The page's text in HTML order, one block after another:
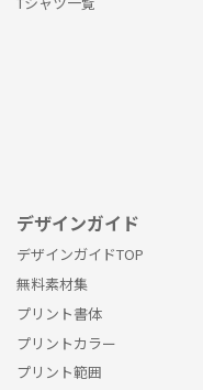
デザインガイド
デザインガイドTOP
無料素材集
プリント書体
プリントカラー
プリント範囲